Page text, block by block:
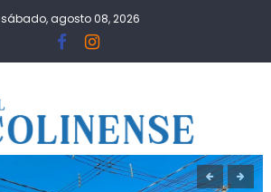
sábado, agosto 08, 2026